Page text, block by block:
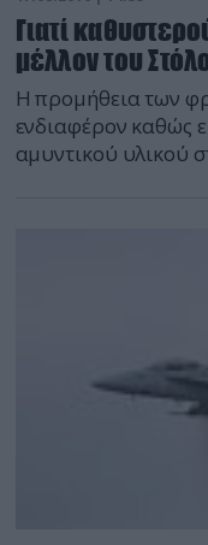
Γιατί
μέλλον του
Η προμήθεια των
ενδιαφέρον καθώς
αμυντικού υλικού
κύριας σύμβασης.